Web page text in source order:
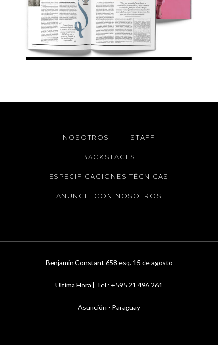
NOSOTROS STAFF
BACKSTAGES
ESPECIFICACIONES TÉCNICAS
ANUNCIE CON NOSOTROS
Benjamin Constant 658 esq. 15 de agosto
Ultima Hora | Tel.: +595 21 496 261
Asunción - Paraguay